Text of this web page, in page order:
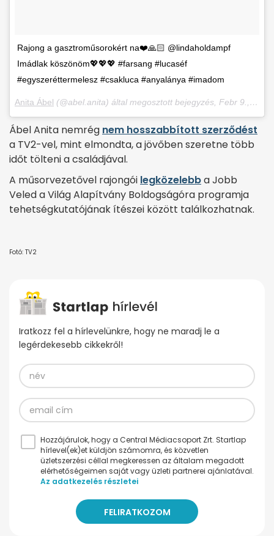
Rajong a gasztroműsorokért na❤️🙏🏻 @lindaholdampf
Imádlak köszönöm💖💖💖 #farsang #lucaséf
#egyszeréttermelesz #csakluca #anyalánya #imadom
Anita Ábel (@abel.anita) által megosztott bejegyzés, Febr 9., 2018, időpont: 4:44 (PST időzóna szerint)
Ábel Anita nemrég nem hosszabbított szerződést
a TV2-vel, mint elmondta, a jövőben szeretne több
időt tölteni a családjával.
A műsorvezetővel rajongói legközelebba Jobb
Veled a Világ Alapítvány Boldogságóra programja
tehetségkutatójának ítészei között találkozhatnak.
Fotó: TV2
Iratkozz fel a hírlevelünkre, hogy ne maradj le a
legérdekesebb cikkekről!
Hozzájárulok, hogy a Central Médiacsoport Zrt. Startlap
hírlevel(ek)et küldjön számomra, és közvetlen
üzletszerzési céllal megkeressen az általam megadott
elérhetőségeimen saját vagy üzleti partnerei ajánlatával.
Az adatkezelés részletei